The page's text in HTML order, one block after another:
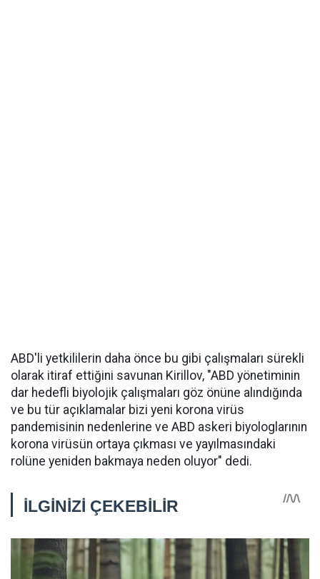
ABD'li yetkililerin daha önce bu gibi çalışmaları sürekli
olarak itiraf ettiğini savunan Kirillov, "ABD yönetiminin
dar hedefli biyolojik çalışmaları göz önüne alındığında
ve bu tür açıklamalar bizi yeni korona virüs
pandemisinin nedenlerine ve ABD askeri biyologlarının
korona virüsün ortaya çıkması ve yayılmasındaki
rolüne yeniden bakmaya neden oluyor" dedi.